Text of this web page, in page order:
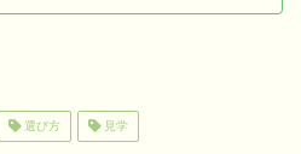
選び方 見学